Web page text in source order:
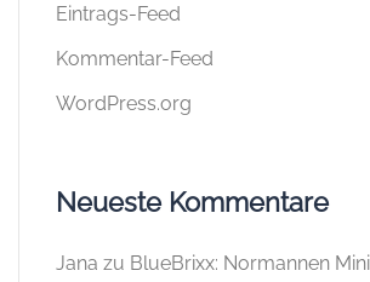
Eintrags-Feed
Kommentar-Feed
WordPress.org
Neueste Kommentare
Jana zu BlueBrixx: Normannen